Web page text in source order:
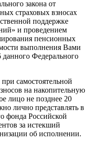
закона от
страховых взносах
поддержке
и проведением
пенсионных
выполнения Вами
данного Федерального
самостоятельной
на накопительную
лицо не позднее 20
лично представлять в
фонда Российской
за истекший
об исполнении.